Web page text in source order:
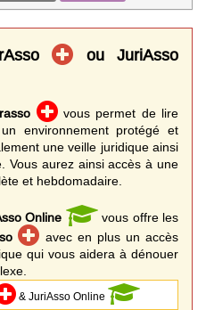
ou JuriAsso
vous permet de lire
environnement protégé et
une veille juridique ainsi
Vous aurez ainsi accès à une
et hebdomadaire.
Online
vous offre les
avec en plus un accès
qui vous aidera à dénouer
& JuriAsso Online